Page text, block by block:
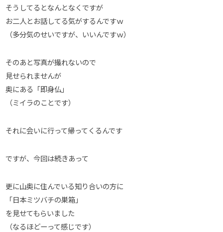
そうしてるとなんとなくですが
お二人とお話してる気がするんですｗ
（多分気のせいですが、いいんですｗ）
そのあと写真が撮れないので
見せられませんが
奥にある「即身仏」
（ミイラのことです）
それに会いに行って帰ってくるんです
ですが、今回は続きあって
更に山奥に住んでいる知り合いの方に
「日本ミツバチの巣箱」
を見せてもらいました
（なるほどーって感じです）